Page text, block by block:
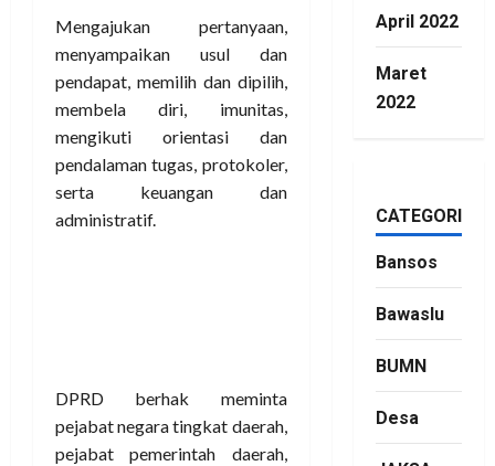
DPRD berhak meminta
pejabat negara tingkat daerah,
pejabat pemerintah daerah,
badan hukum, atau warga
masyarakat untuk
panggilan paksa (sesuai
dengan peraturan perundang-
undangan).
April 2022
Maret
2022
CATEGORIES
Bansos
Bawaslu
BUMN
Desa